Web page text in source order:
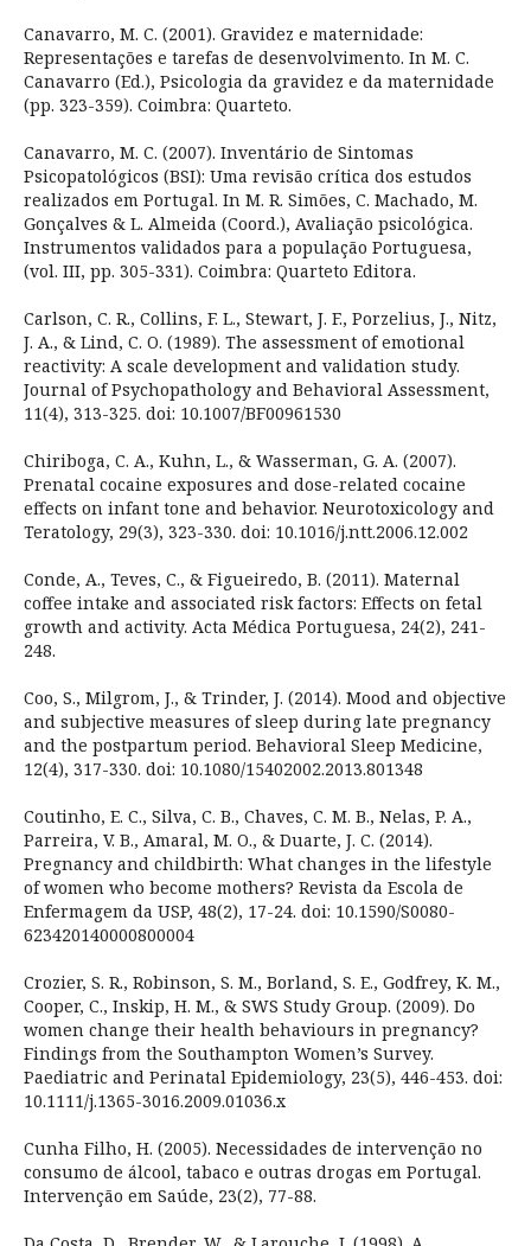
Canavarro, M. C. (2001). Gravidez e maternidade:
Representações e tarefas de desenvolvimento. In M. C.
Canavarro (Ed.), Psicologia da gravidez e da maternidade
(pp. 323-359). Coimbra: Quarteto.
Canavarro, M. C. (2007). Inventário de Sintomas
Psicopatológicos (BSI): Uma revisão crítica dos estudos
realizados em Portugal. In M. R. Simões, C. Machado, M.
Gonçalves & L. Almeida (Coord.), Avaliação psicológica.
Instrumentos validados para a população Portuguesa,
(vol. III, pp. 305-331). Coimbra: Quarteto Editora.
Carlson, C. R., Collins, F. L., Stewart, J. F., Porzelius, J., Nitz,
J. A., & Lind, C. O. (1989). The assessment of emotional
reactivity: A scale development and validation study.
Journal of Psychopathology and Behavioral Assessment,
11(4), 313-325. doi: 10.1007/BF00961530
Chiriboga, C. A., Kuhn, L., & Wasserman, G. A. (2007).
Prenatal cocaine exposures and dose-related cocaine
effects on infant tone and behavior. Neurotoxicology and
Teratology, 29(3), 323-330. doi: 10.1016/j.ntt.2006.12.002
Conde, A., Teves, C., & Figueiredo, B. (2011). Maternal
coffee intake and associated risk factors: Effects on fetal
growth and activity. Acta Médica Portuguesa, 24(2), 241-
248.
Coo, S., Milgrom, J., & Trinder, J. (2014). Mood and objective
and subjective measures of sleep during late pregnancy
and the postpartum period. Behavioral Sleep Medicine,
12(4), 317-330. doi: 10.1080/15402002.2013.801348
Coutinho, E. C., Silva, C. B., Chaves, C. M. B., Nelas, P. A.,
Parreira, V. B., Amaral, M. O., & Duarte, J. C. (2014).
Pregnancy and childbirth: What changes in the lifestyle
of women who become mothers? Revista da Escola de
Enfermagem da USP, 48(2), 17-24. doi: 10.1590/S0080-
623420140000800004
Crozier, S. R., Robinson, S. M., Borland, S. E., Godfrey, K. M.,
Cooper, C., Inskip, H. M., & SWS Study Group. (2009). Do
women change their health behaviours in pregnancy?
Findings from the Southampton Women’s Survey.
Paediatric and Perinatal Epidemiology, 23(5), 446-453. doi:
10.1111/j.1365-3016.2009.01036.x
Cunha Filho, H. (2005). Necessidades de intervenção no
consumo de álcool, tabaco e outras drogas em Portugal.
Intervenção em Saúde, 23(2), 77-88.